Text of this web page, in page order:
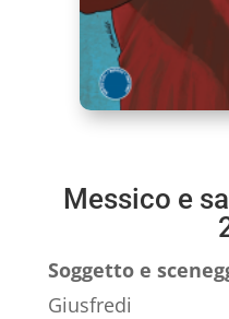
Messico e
Soggetto e
Giusfredi